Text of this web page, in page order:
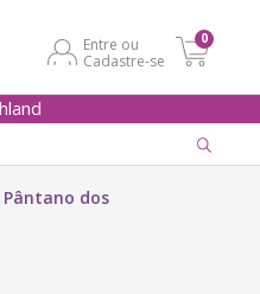
Entre ou
Cadastre-se
0
Pântano dos